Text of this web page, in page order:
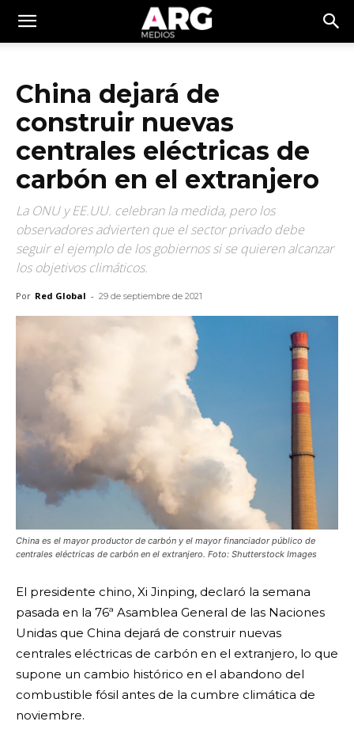
China dejará de
construir nuevas
centrales eléctricas de
carbón en el extranjero
La ONU y EE.UU. celebran la medida, pero los
observadores advierten que el sector privado debe
seguir el ejemplo de los gobiernos si se quieren alcanzar
los objetivos climáticos.
Por Red Global - 29 de septiembre de 2021
China es el mayor productor de carbón y el mayor financiador público de
centrales eléctricas de carbón en el extranjero. Foto: Shutterstock Images
El presidente chino, Xi Jinping, declaró la semana
pasada en la 76ª Asamblea General de las Naciones
Unidas que China dejará de construir nuevas
centrales eléctricas de carbón en el extranjero, lo que
supone un cambio histórico en el abandono del
combustible fósil antes de la cumbre climática de
noviembre.